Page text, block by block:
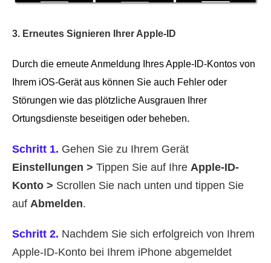
3. Erneutes Signieren Ihrer Apple-ID
Durch die erneute Anmeldung Ihres Apple-ID-Kontos von
Ihrem iOS-Gerät aus können Sie auch Fehler oder
Störungen wie das plötzliche Ausgrauen Ihrer
Ortungsdienste beseitigen oder beheben.
Schritt 1. Gehen Sie zu Ihrem Gerät
Einstellungen > Tippen Sie auf Ihre Apple-ID-
Konto > Scrollen Sie nach unten und tippen Sie
auf Abmelden.
Schritt 2. Nachdem Sie sich erfolgreich von Ihrem
Apple-ID-Konto bei Ihrem iPhone abgemeldet